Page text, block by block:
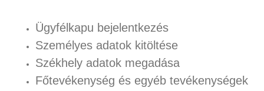
Ügyfélkapu bejelentkezés
Személyes adatok kitöltése
Székhely adatok megadása
Főtevékenység és egyéb tevékenységek